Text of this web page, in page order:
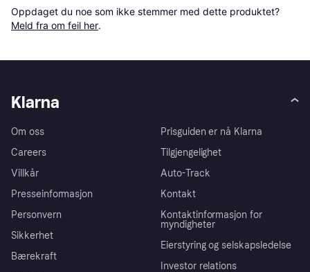
Oppdaget du noe som ikke stemmer med dette produktet?
Meld fra om feil her.
Klarna
Om oss
Careers
Villkår
Presseinformasjon
Personvern
Sikkerhet
Bærekraft
Prisguiden er nå Klarna
Tilgjengelighet
Auto-Track
Kontakt
Kontaktinformasjon for
myndigheter
Eierstyring og selskapsledelse
Investor relations